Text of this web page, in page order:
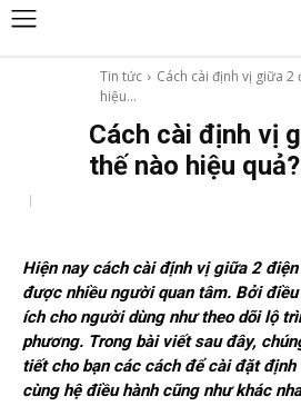
Tin tức
Cách cài định vị giữa
hiệu...
Cách cài định vị
thế nào hiệu quả?
Hiện nay cách cài định vị giữa 2
được nhiều người quan tâm. Bởi
ích cho người dùng như theo dõi lộ
phương. Trong bài viết sau đây,
tiết cho bạn các cách để cài đặt
cùng hệ điều hành cũng như khác